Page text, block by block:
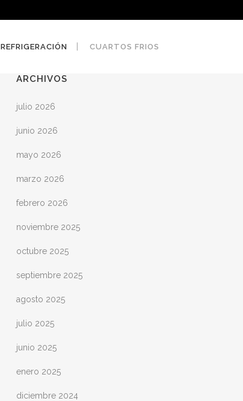
REFRIGERACIÓN CUARTOS FRIOS
ARCHIVOS
julio 2026
junio 2026
mayo 2026
marzo 2026
febrero 2026
noviembre 2025
octubre 2025
septiembre 2025
agosto 2025
julio 2025
junio 2025
enero 2025
diciembre 2024